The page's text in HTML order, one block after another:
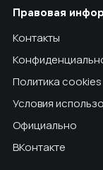
Правовая
Контакты
Политика cookies
Условия
Официально
ВКонтакте